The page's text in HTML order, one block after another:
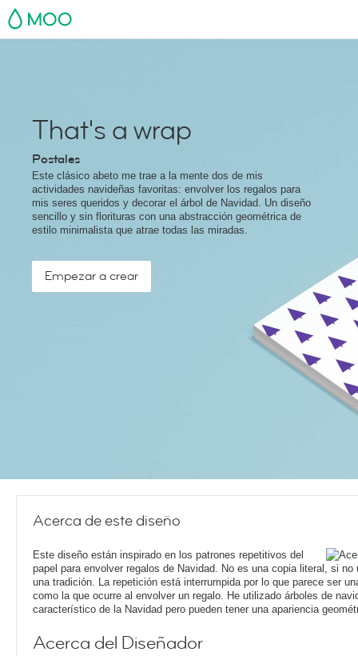
MOO
That's a wrap
Postales
Este clásico abeto me trae a la mente dos de mis
actividades navideñas favoritas: envolver los regalos para
mis seres queridos y decorar el árbol de Navidad. Un diseño
sencillo y sin florituras con una abstracción geométrica de
estilo minimalista que atrae todas las miradas.
Empezar a crear
Acerca de este diseño
Este diseño están inspirado en los patrones repetitivos del
papel para envolver regalos de Navidad. No es una copia literal, si no
una tradición. La repetición está interrumpida por lo que parece ser
como la que ocurre al envolver un regalo. He utilizado árboles de
característico de la Navidad pero pueden tener una apariencia
Acerca del Diseñador